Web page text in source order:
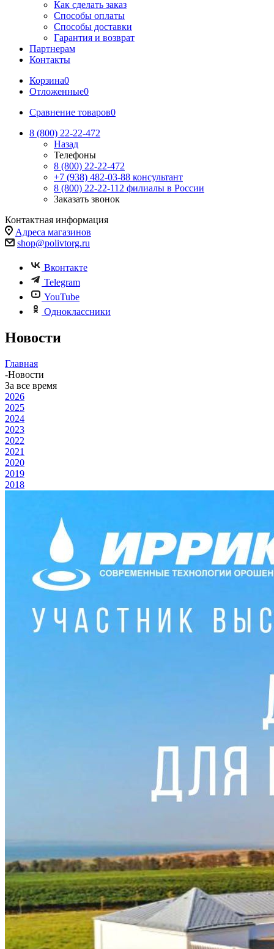
Как сделать заказ
Способы оплаты
Способы доставки
Гарантия и возврат
Партнерам
Контакты
Корзина0
Отложенные0
Сравнение товаров0
8 (800) 22-22-472
Назад
Телефоны
8 (800) 22-22-472
+7 (938) 482-03-88 консультант
8 (800) 22-22-112 филиалы в России
Заказать звонок
Контактная информация
Адреса магазинов
shop@polivtorg.ru
Вконтакте
Telegram
YouTube
Одноклассники
Новости
Главная
-Новости
За все время
2026
2025
2024
2023
2022
2021
2020
2019
2018